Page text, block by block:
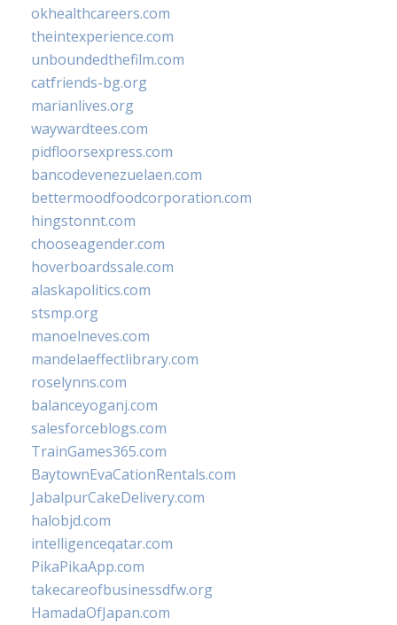
okhealthcareers.com
theintexperience.com
unboundedthefilm.com
catfriends-bg.org
marianlives.org
waywardtees.com
pidfloorsexpress.com
bancodevenezuelaen.com
bettermoodfoodcorporation.com
hingstonnt.com
chooseagender.com
hoverboardssale.com
alaskapolitics.com
stsmp.org
manoelneves.com
mandelaeffectlibrary.com
roselynns.com
balanceyoganj.com
salesforceblogs.com
TrainGames365.com
BaytownEvaCationRentals.com
JabalpurCakeDelivery.com
halobjd.com
intelligenceqatar.com
PikaPikaApp.com
takecareofbusinessdfw.org
HamadaOfJapan.com